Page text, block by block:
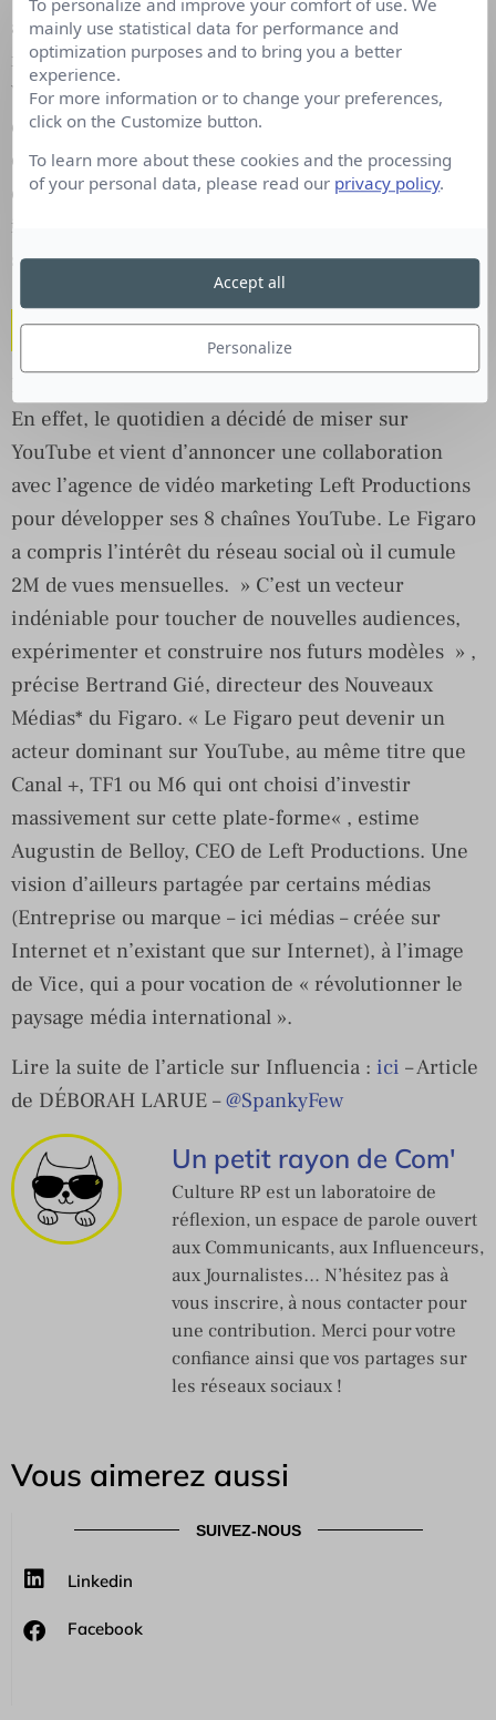
apparition. On citera notamment Medium, un
média numérique natif lancé en 2012 par Evan
Williams, qui avait créé Blogger en 1999 avant de
co-fonder Twitter. Cet hybride entre social média
et site d’informations est un fer de lance de la
curation de contenus, avec la promesse que tout
internaute peut devenir journaliste, bien qu’il
s’agisse en fait de simples relais d’informations.
La vidéo en position forte
En effet, le quotidien a décidé de miser sur
YouTube et vient d’annoncer une collaboration
avec l’agence de vidéo marketing Left Productions
pour développer ses 8 chaînes YouTube. Le Figaro
a compris l’intérêt du réseau social où il cumule
2M de vues mensuelles. » C’est un vecteur
indéniable pour toucher de nouvelles audiences,
expérimenter et construire nos futurs modèles » ,
précise Bertrand Gié, directeur des Nouveaux
Médias* du Figaro. « Le Figaro peut devenir un
acteur dominant sur YouTube, au même titre que
Canal +, TF1 ou M6 qui ont choisi d’investir
massivement sur cette plate-forme« , estime
Augustin de Belloy, CEO de Left Productions. Une
vision d’ailleurs partagée par certains médias
(Entreprise ou marque – ici médias – créée sur
Internet et n’existant que sur Internet), à l’image
de Vice, qui a pour vocation de « révolutionner le
paysage média international ».
Lire la suite de l’article sur Influencia : ici – Article
de DÉBORAH LARUE –@SpankyFew
Un petit rayon de Com'
Culture RP est un laboratoire de
réflexion, un espace de parole ouvert
aux Communicants, aux Influenceurs,
aux Journalistes… N’hésitez pas à
vous inscrire, à nous contacter pour
une contribution. Merci pour votre
confiance ainsi que vos partages sur
les réseaux sociaux !
Vous aimerez aussi
SUIVEZ-NOUS
Linkedin
Facebook
mainly use statistical data for performance and
optimization purposes and to bring you a better
experience.
For more information or to change your preferences,
click on the Customize button.
To learn more about these cookies and the processing
of your personal data, please read our privacy policy.
Personalize
Accept all